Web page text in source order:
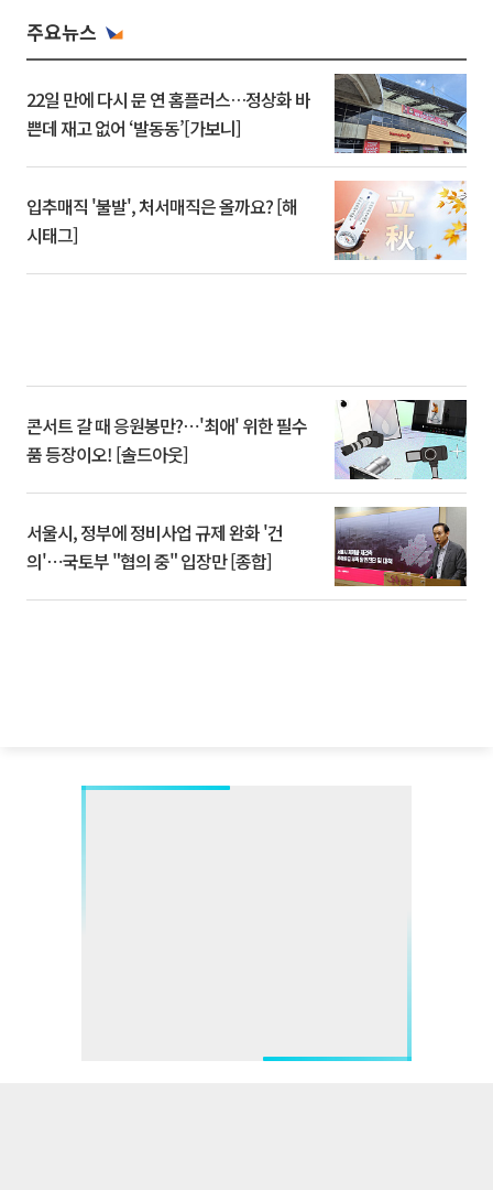
주요뉴스
22일 만에 다시 문 연 홈플러스…정상화 바
쁜데 재고 없어 ‘발동동’[가보니]
입추매직 '불발', 처서매직은 올까요? [해
시태그]
콘서트 갈 때 응원봉만?⋯'최애' 위한 필수
품 등장이오! [솔드아웃]
서울시, 정부에 정비사업 규제 완화 '건
의'⋯국토부 "협의 중" 입장만 [종합]